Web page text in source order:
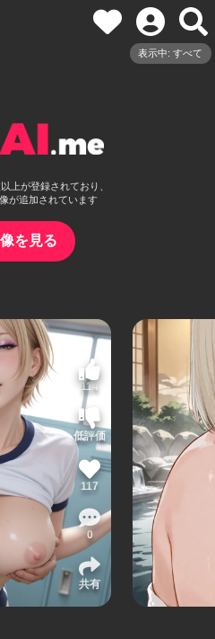
表示中: すべて
上が登録されており、
が追加されています
を見る
114
低評価
117
0
共有